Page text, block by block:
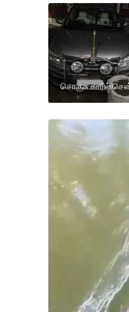
சொகுசு காரில்